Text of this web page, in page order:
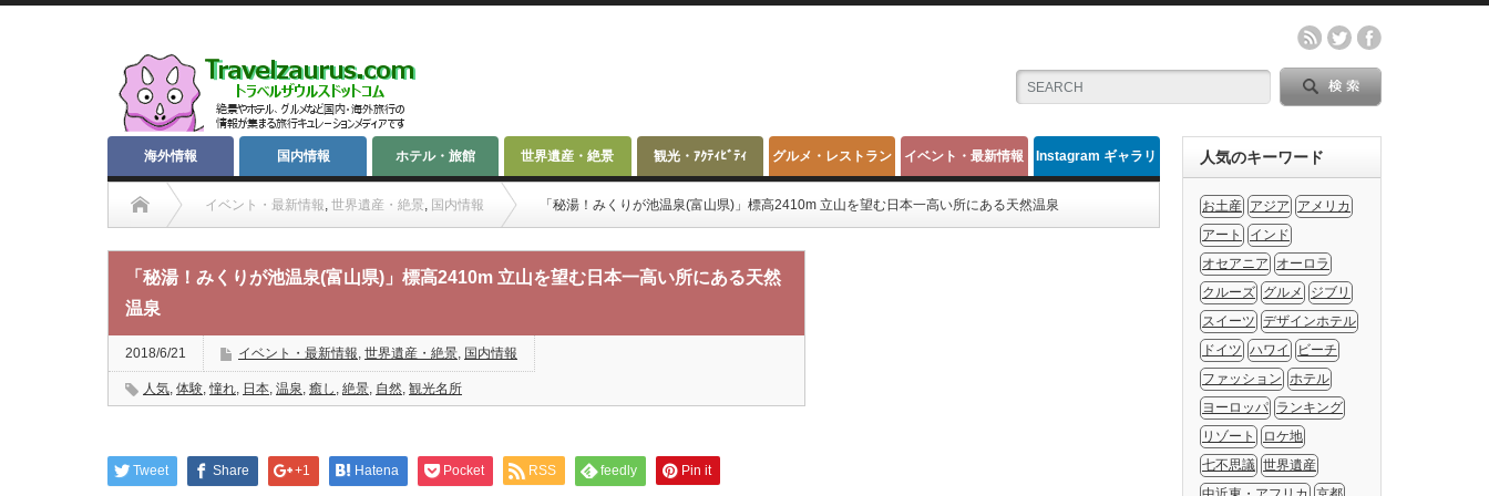
海外情報 国内情報 ホテル・旅館 世界遺産・絶景 観光・ｱｸﾃｨﾋﾞﾃｨ グルメ・レストラン イベント・最新情報 Instagram ギャラリ
イベント・最新情報, 世界遺産・絶景, 国内情報 「秘湯！みくりが池温泉(富山県)」標高2410m 立山を望む日本一高い所にある天然温泉
「秘湯！みくりが池温泉(富山県)」標高2410m 立山を望む日本一高い所にある天然
温泉
2018/6/21 イベント・最新情報, 世界遺産・絶景, 国内情報
人気, 体験,憧れ, 日本, 温泉, 癒し , 絶景, 自然, 観光名所
Tweet Share +1 Hatena Pocket RSS feedly Pin it
人気のキーワード
お土産 アジア
アメリカ
アート
インド
オセアニア
オーロラ
クルーズ グルメ
ジブリ
スイーツ デザインホテル
ドイツ ハワイ
ビーチ
ファッション ホテル
ヨーロッパ ランキング
リゾート
ロケ地
七不思議 世界遺産